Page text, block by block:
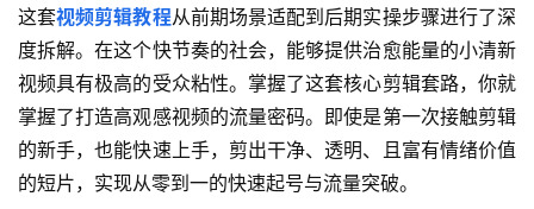
这套视频剪辑教程从前期场景适配到后期实操步骤进行了深
度拆解。在这个快节奏的社会，能够提供治愈能量的小清新
视频具有极高的受众粘性。掌握了这套核心剪辑套路，你就
掌握了打造高观感视频的流量密码。即使是第一次接触剪辑
的新手，也能快速上手，剪出干净、透明、且富有情绪价值
的短片，实现从零到一的快速起号与流量突破。